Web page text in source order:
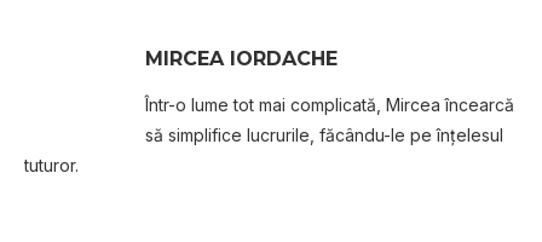
MIRCEA IORDACHE
Într-o lume tot mai complicată, Mircea încearcă
să simplifice lucrurile, făcându-le pe înțelesul
tuturor.